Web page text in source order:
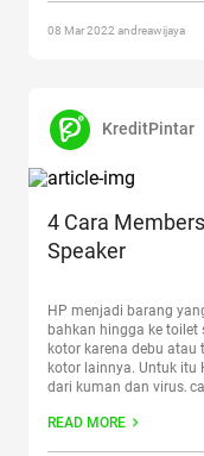
08 Mar 2022 andreawijaya
KreditPintar
4 Cara
Speaker
HP menjadi barang
bahkan hingga ke
kotor karena debu
kotor lainnya. Untuk itu
dari kuman dan virus,
Membersihkan HP Dari
READ MORE